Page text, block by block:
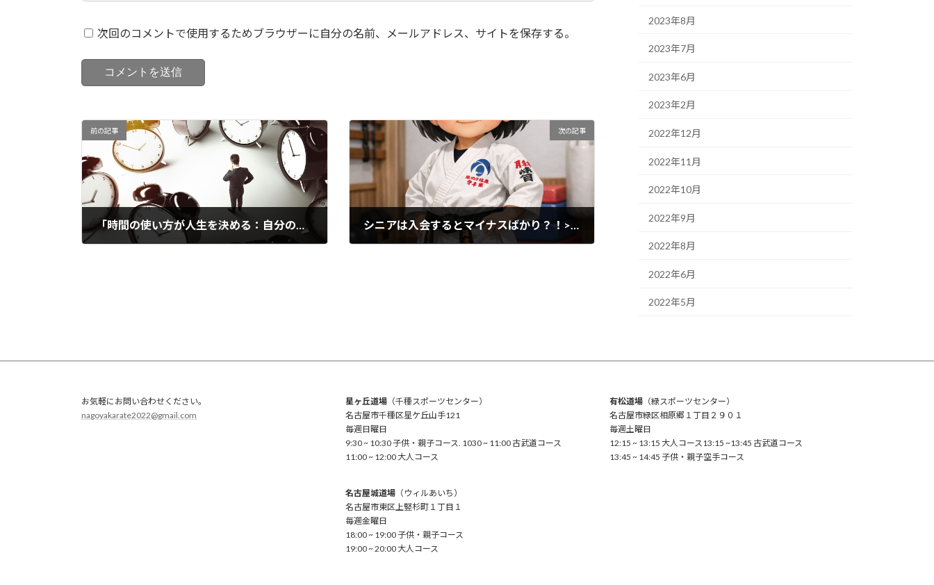
次回のコメントで使用するためブラウザーに自分の名前、メールアドレス、サイトを保存する。
前の記事
「時間の使い方が人生を決める：自分のためか、他人のためか」
次の記事
シニアは入会するとマイナスばかり？！>>>>実は「減るのは数値、増えるのは元気」です
2023年8月
2023年7月
2023年6月
2023年2月
2022年12月
2022年11月
2022年10月
2022年9月
2022年8月
2022年6月
2022年5月
お気軽にお問い合わせください。
nagoyakarate2022@gmail.com
星ヶ丘道場（千種スポーツセンター）
名古屋市千種区星ケ丘山手121
毎週日曜日
9:30 ~ 10:30 子供・親子コース. 1030 ~ 11:00 古武道コース
11:00 ~ 12:00 大人コース
名古屋城道場（ウィルあいち）
名古屋市東区上竪杉町１丁目１
毎週金曜日
18:00 ~ 19:00 子供・親子コース
19:00 ~ 20:00 大人コース
有松道場（緑スポーツセンター）
名古屋市緑区相原郷１丁目２９０１
毎週土曜日
12:15 ~ 13:15 大人コース13:15 ~13:45 古武道コース
13:45 ~ 14:45 子供・親子空手コース